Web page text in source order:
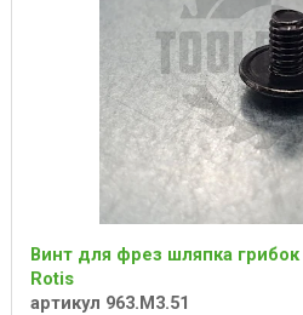
Винт для фрез шляпка
Rotis
артикул 963.M3.51